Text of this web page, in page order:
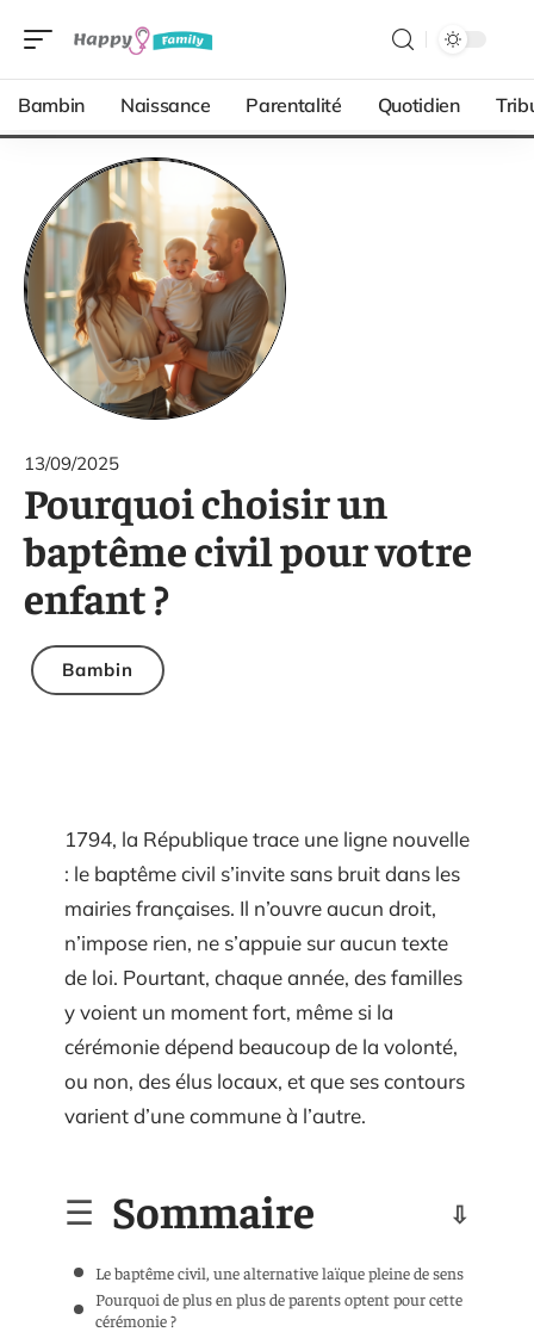
Bambin Naissance Parentalité Quotidien
13/09/2025
Pourquoi choisir un
baptême civil pour votre
enfant ?
Bambin
1794, la République trace une ligne nouvelle
: le baptême civil s’invite sans bruit dans les
mairies françaises. Il n’ouvre aucun droit,
n’impose rien, ne s’appuie sur aucun texte
de loi. Pourtant, chaque année, des familles
y voient un moment fort, même si la
cérémonie dépend beaucoup de la volonté,
ou non, des élus locaux, et que ses contours
varient d’une commune à l’autre.
Sommaire
Le baptême civil, une alternative laïque pleine de sens
Pourquoi de plus en plus de parents optent pour cette
cérémonie ?